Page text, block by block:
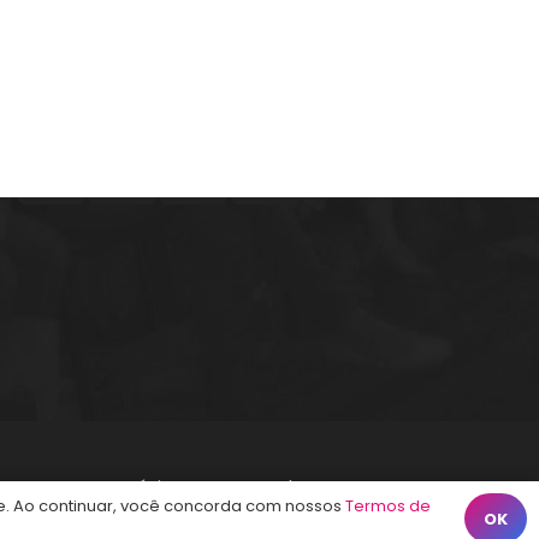
Início Termos de Uso Contato
continuar, você concorda com nossos Termos de
OK